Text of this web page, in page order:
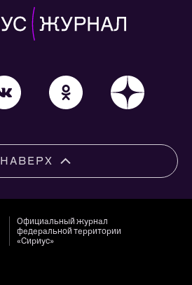
НАВЕРХ
Официальный журнал
федеральной территории
«Сириус»